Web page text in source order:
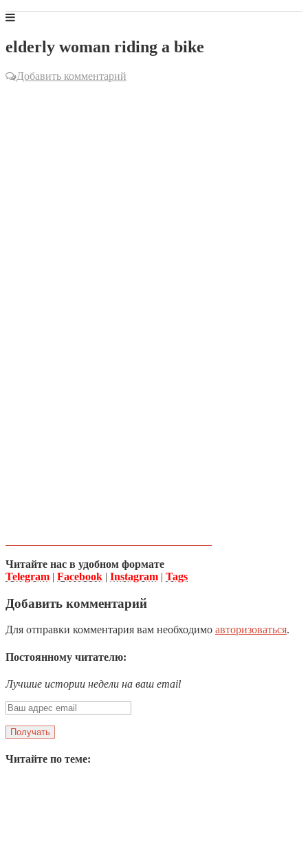
elderly woman riding a bike
Добавить комментарий
Читайте нас в удобном формате
Telegram | Facebook | Instagram | Tags
Добавить комментарий
Для отправки комментария вам необходимо авторизоваться.
Постоянному читателю:
Лучшие истории недели на ваш email
Читайте по теме: